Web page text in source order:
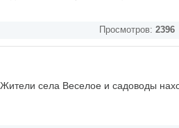
Просмотров: 2396
села Веселое и садоводы